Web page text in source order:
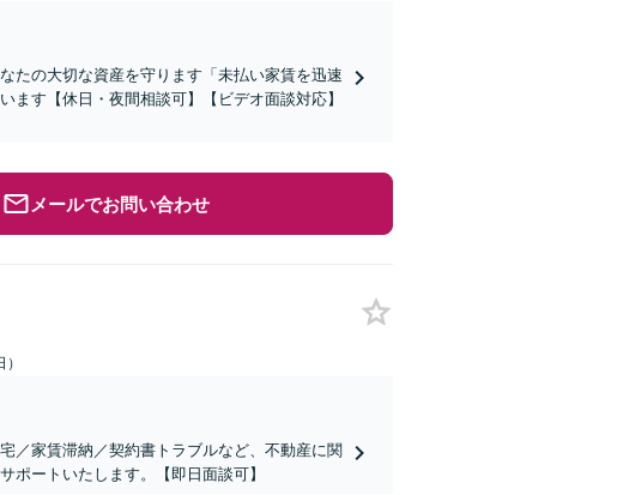
たの大切な資産を守ります「未払い家賃を迅速
ます【休日・夜間相談可】【ビデオ面談対応】
メールでお問い合わせ
／家賃滞納／契約書トラブルなど、不動産に関
ポートいたします。【即日面談可】